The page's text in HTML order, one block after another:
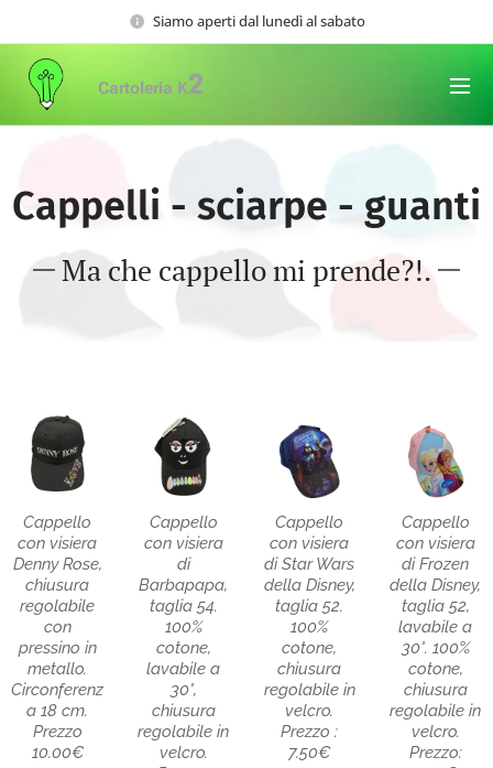
Siamo aperti dal lunedì al sabato
Cartoleria K2
Cappelli - sciarpe - guanti
Ma che cappello mi prende?!.
Cappello
con visiera
Denny Rose,
chiusura
regolabile
con
pressino in
metallo.
Circonferenz
a 18 cm.
Prezzo
10.00€
Cappello
con visiera
di
Barbapapa,
taglia 54.
100%
cotone,
lavabile a
30°,
chiusura
regolabile in
velcro.
Cappello
con visiera
di Star Wars
della Disney,
taglia 52.
100%
cotone,
chiusura
regolabile in
velcro.
Prezzo :
7.50€
Cappello
con visiera
di Frozen
della Disney,
taglia 52,
lavabile a
30°. 100%
cotone,
chiusura
regolabile in
velcro.
Prezzo: